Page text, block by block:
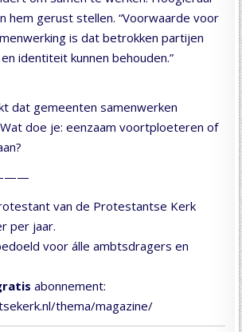
hem gerust stellen. “Voorwaarde voor
is dat betrokken partijen
identiteit kunnen behouden.”
dat gemeenten samenwerken
doe je: eenzaam voortploeteren of
van de Protestantse Kerk
per jaar.
voor álle ambtsdragers en
abonnement:
thema/magazine/